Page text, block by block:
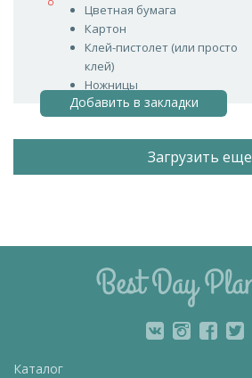
Цветная бумага
Картон
Клей-пистолет (или просто
клей)
Ножницы
Добавить в закладки
Загрузить еще
Каталог